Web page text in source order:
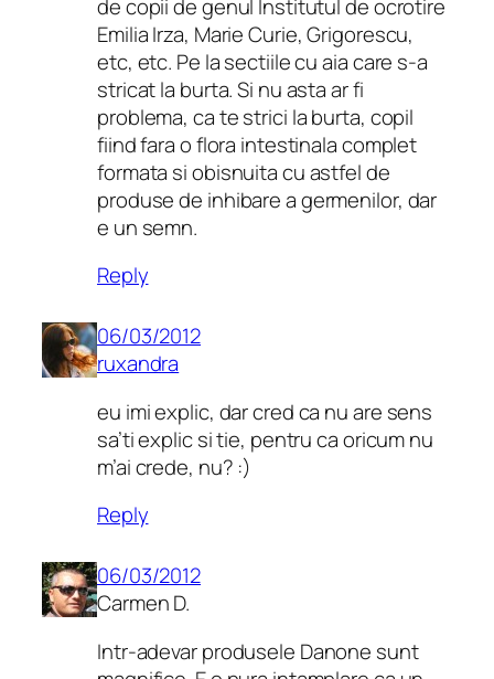
de copii de genul Institutul de ocrotire
Emilia Irza, Marie Curie, Grigorescu,
etc, etc. Pe la sectiile cu aia care s-a
stricat la burta. Si nu asta ar fi
problema, ca te strici la burta, copil
fiind fara o flora intestinala complet
formata si obisnuita cu astfel de
produse de inhibare a germenilor, dar
e un semn.
Reply
06/03/2012
ruxandra
eu imi explic, dar cred ca nu are sens
sa’ti explic si tie, pentru ca oricum nu
m’ai crede, nu? :)
Reply
06/03/2012
Carmen D.
Intr-adevar produsele Danone sunt